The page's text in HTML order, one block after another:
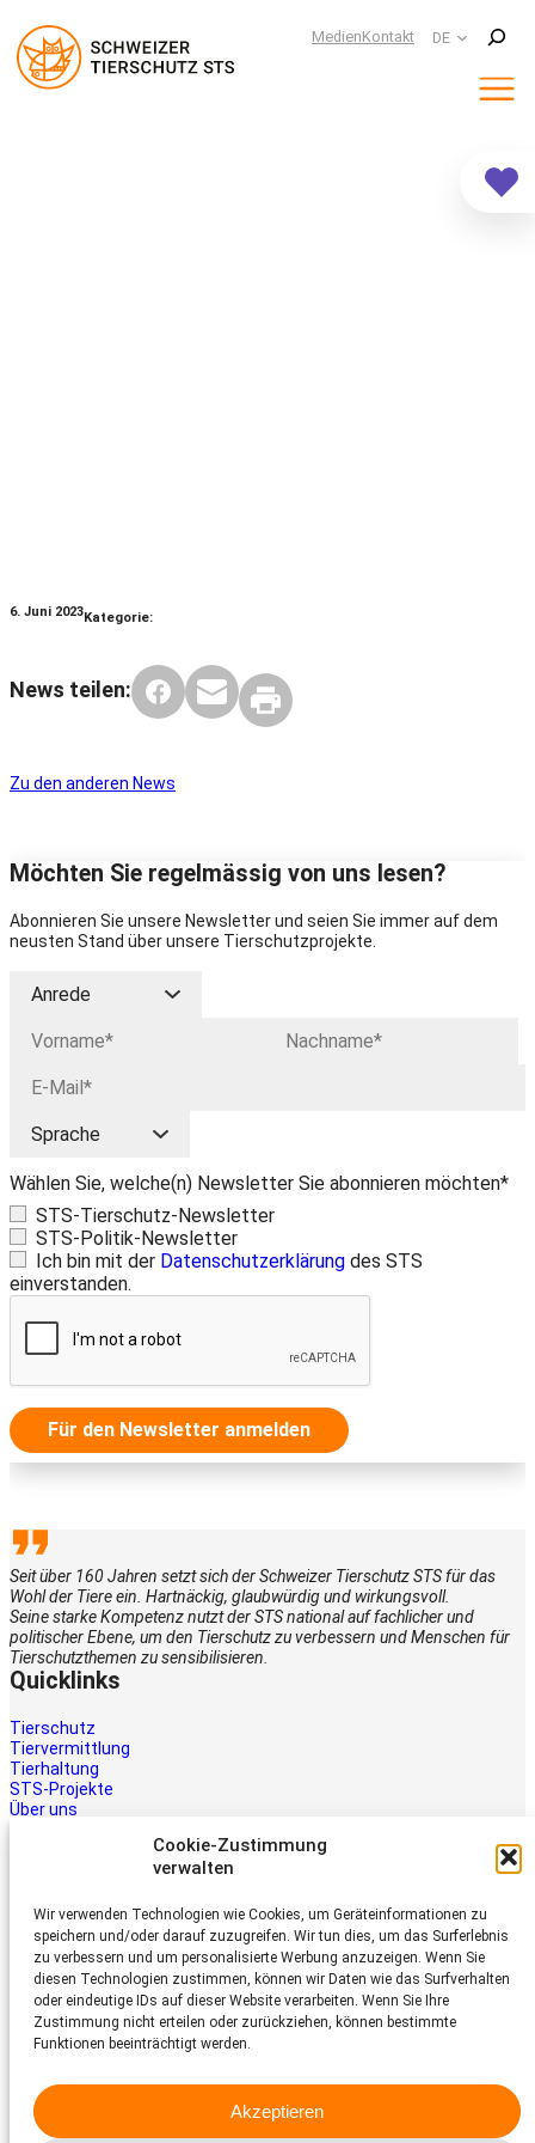
Cookie-Zustimmung
verwalten
Wir verwenden Technologien wie Cookies, um Geräteinformationen zu
speichern und/oder darauf zuzugreifen. Wir tun dies, um das Surferlebnis
zu verbessern und um personalisierte Werbung anzuzeigen. Wenn Sie
diesen Technologien zustimmen, können wir Daten wie das Surfverhalten
oder eindeutige IDs auf dieser Website verarbeiten. Wenn Sie Ihre
Zustimmung nicht erteilen oder zurückziehen, können bestimmte
Funktionen beeinträchtigt werden.
Akzeptieren
MedienKontakt DE
Suchen
6. Juni 2023Kategorie:
News teilen:
Zu den anderen News
Möchten Sie regelmässig von uns lesen?
Abonnieren Sie unsere Newsletter und seien Sie immer auf dem
neusten Stand über unsere Tierschutzprojekte.
Wählen Sie, welche(n) Newsletter Sie abonnieren möchten*
STS-Tierschutz-Newsletter
STS-Politik-Newsletter
Ich bin mit der Datenschutzerklärung des STS
einverstanden.
Für den Newsletter anmelden
Seit über 160 Jahren setzt sich der Schweizer Tierschutz STS für das
Wohl der Tiere ein. Hartnäckig, glaubwürdig und wirkungsvoll.
Seine starke Kompetenz nutzt der STS national auf fachlicher und
politischer Ebene, um den Tierschutz zu verbessern und Menschen für
Tierschutzthemen zu sensibilisieren.
Quicklinks
Tierschutz
Tiervermittlung
Tierhaltung
STS-Projekte
Über uns
Tiere brauchen Hilfe – auch Ihre.
Unterstützen Sie die Arbeit des
Schweizer Tierschutz STS.
Jetzt spenden
Schweizer Tierschutz STS
CH-4053 Basel